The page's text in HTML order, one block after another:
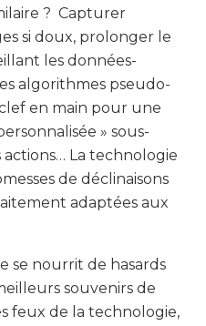
? Capturer
si doux, prolonger le
les données-
algorithmes pseudo-
en main pour une
» sous-
La technologie
de déclinaisons
adaptées aux
se nourrit de hasards
souvenirs de
feux de la technologie,